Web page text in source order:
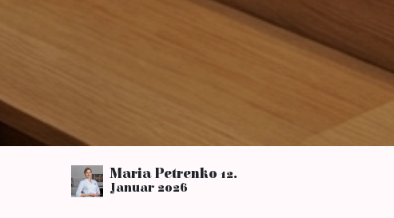
Maria Petrenko 12.
Januar 2026